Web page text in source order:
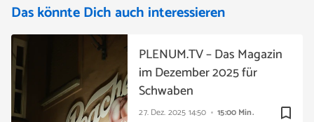
Das könnte Dich auch interessieren
bookmark_border
27. Dez. 2025 14:50 15:00 Min.
PLENUM.TV – Das Magazin
im Dezember 2025 für
Schwaben